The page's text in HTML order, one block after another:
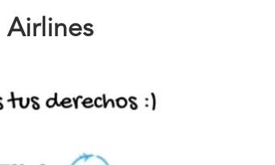
Airlines